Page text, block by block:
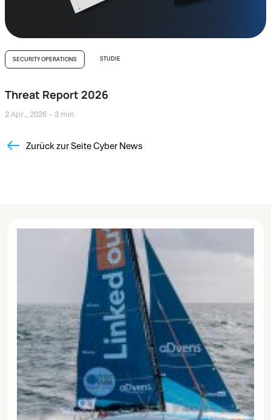
SECURITY OPERATIONS STUDIE
Threat Report 2026
2 Apr., 2026 3 min
Zurück zur Seite Cyber News